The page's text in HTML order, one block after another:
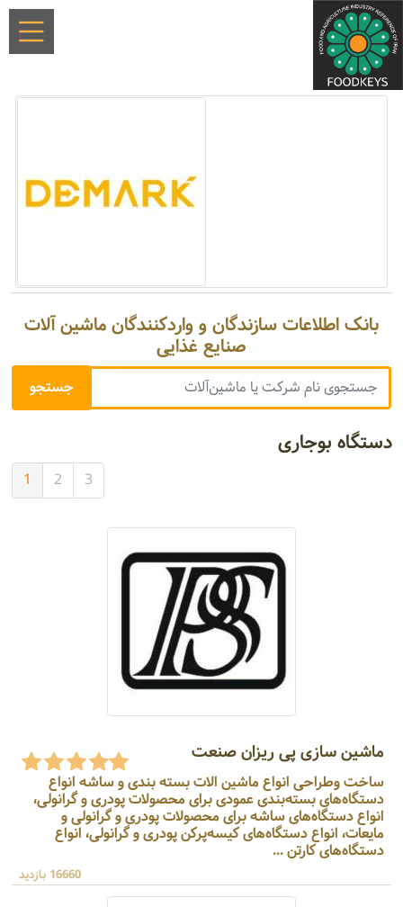
بانک اطلاعات سازندگان و واردکنندگان ماشین آلات
صنایع غذایی
دستگاه بوجاری
1 2 3
ماشین سازی پی ریزان صنعت
ساخت وطراحی انواع ماشین الات بسته بندی و ساشه انواع
دستگاه‌های بسته‌بندی عمودی برای محصولات پودری و گرانولی،
انواع دستگاه‌های ساشه برای محصولات پودری و گرانولی و
مایعات، انواع دستگاه‌های کیسه‌پرکن پودری و گرانولی، انواع
دستگاه‌های کارتن ...
16660 بازدید